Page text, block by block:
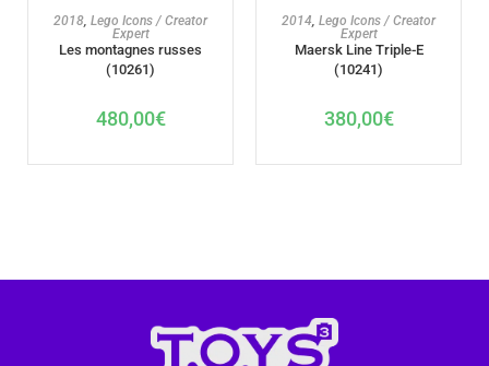
AJOUTER AU PANIER
2018, Lego Icons / Creator
Expert
Les montagnes russes
(10261)
480,00€
AJOUTER AU PANIER
2014, Lego Icons / Creator
Expert
Maersk Line Triple-E
(10241)
380,00€